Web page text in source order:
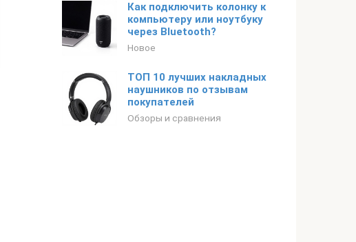
Как подключить колонку к
компьютеру или ноутбуку
через Bluetooth?
Новое
ТОП 10 лучших накладных
наушников по отзывам
покупателей
Обзоры и сравнения